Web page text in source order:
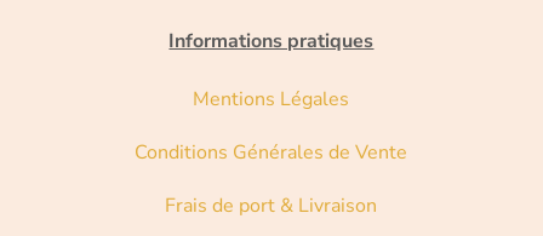
Informations pratiques
Mentions Légales
Conditions Générales de Vente
Frais de port & Livraison